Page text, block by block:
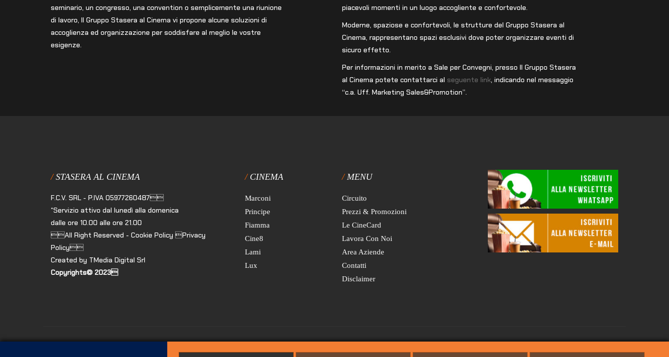
seminario, un congresso, una convention o semplicemente una riunione
di lavoro, Il Gruppo Stasera al Cinema vi propone alcune soluzioni di
accoglienza ed organizzazione per soddisfare al meglio le vostre
esigenze.
piacevoli momenti in un luogo accogliente e confortevole.
Moderne, spaziose e confortevoli, le strutture del Gruppo Stasera al
Cinema, rappresentano spazi esclusivi dove poter organizzare eventi di
sicuro effetto.
Per informazioni in merito a Sale per Convegni, presso Il Gruppo Stasera
al Cinema potete contattarci al seguente link, indicando nel messaggio
“c.a. Uff. Marketing Sales&Promotion”.
STASERA AL CINEMA
F.C.V. SRL - P.IVA 05977260487
*Servizio attivo dal lunedì alla domenica
dalle ore 10.00 alle ore 21.00
All Right Reserved - Cookie Policy Privacy
Policy
Created by TMedia Digital Srl
Copyrights© 2023
CINEMA
Marconi
Principe
Fiamma
Cine8
Lami
Lux
MENU
Circuito
Prezzi & Promozioni
Le CineCard
Lavora Con Noi
Area Aziende
Contatti
Disclaimer
Costi del servizio Call Center: il costo della chiamata da rete fissa è di € 0,97 al minuto con addebito alla risposta di € 0,12. Prezzi IVA inclusa. Per l'accesso da rete fissa potrebbe essere necessario